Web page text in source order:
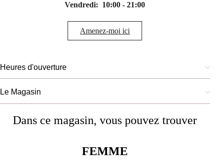
Vendredi: 10:00 - 21:00
Amenez-moi ici
Heures d'ouverture
Le Magasin
Dans ce magasin, vous pouvez trouver
FEMME